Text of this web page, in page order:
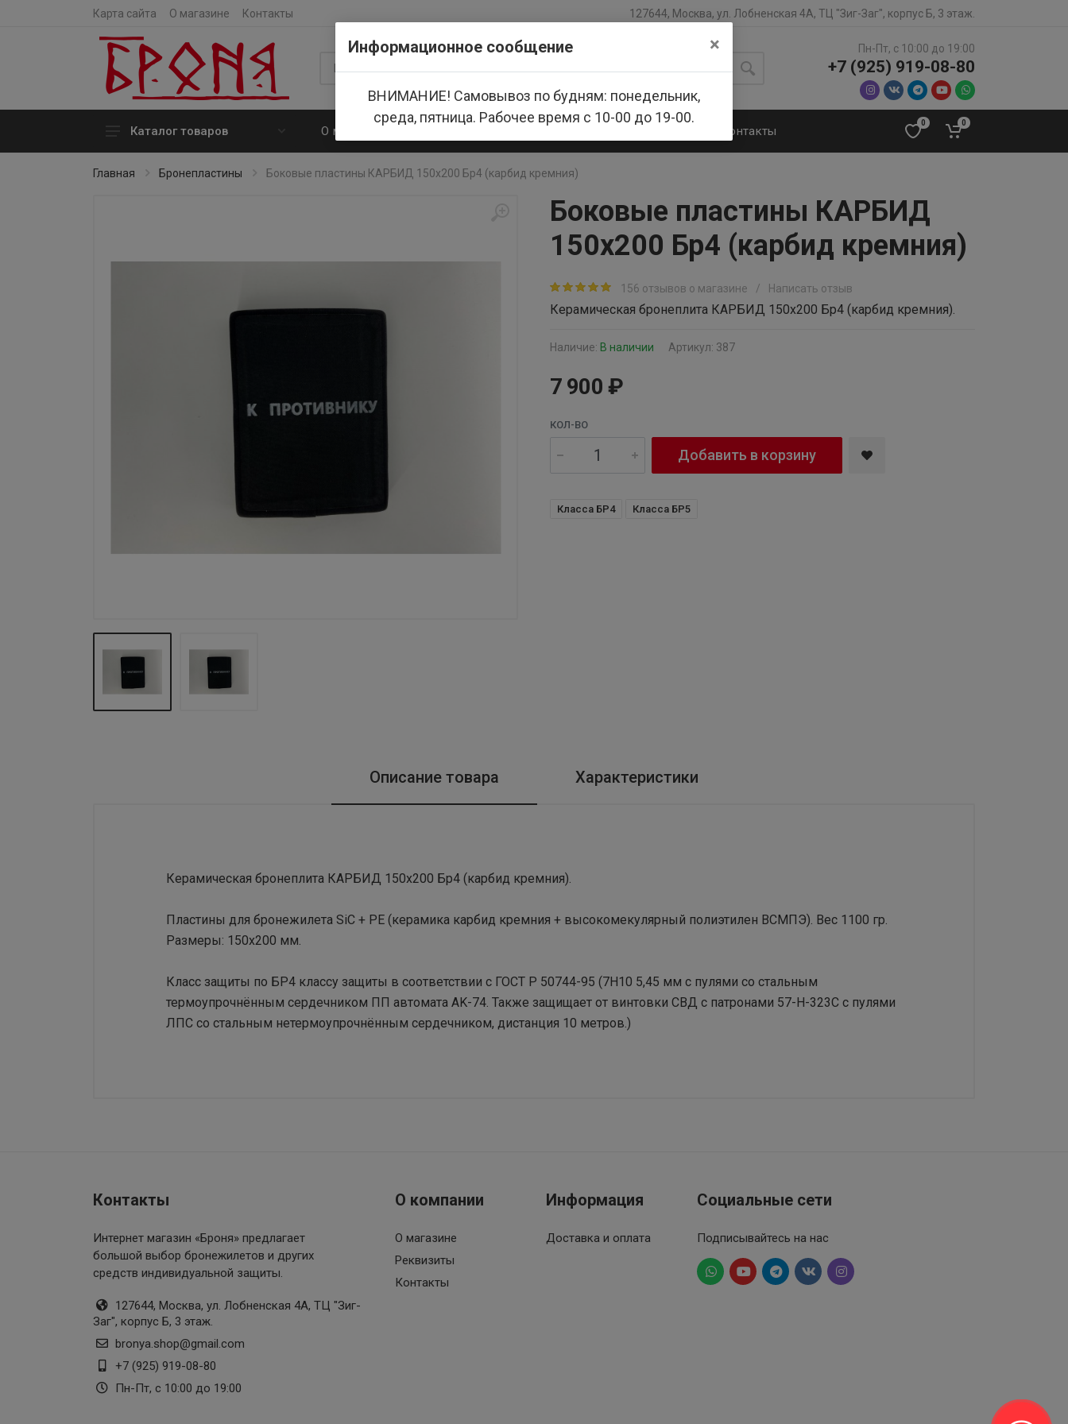
Карта сайта О магазине Контакты 127644, Москва, ул. Лобненская 4А, ТЦ "Зиг-Заг", корпус Б, 3 этаж.
Пн-Пт, с 10:00 до 19:00
+7 (925) 919-08-80
Бронежилеты
Каталог товаров О магазине Контакты
0 0
Главная Бронепластины Боковые пластины КАРБИД 150x200 Бр4 (карбид кремния)
Боковые пластины КАРБИД
150x200 Бр4 (карбид кремния)
156 отзывов о магазине / Написать отзыв
Керамическая бронеплита КАРБИД 150x200 Бр4 (карбид кремния).
Наличие: В наличии Артикул: 387
7 900 ₽
КОЛ-ВО
Добавить в корзину
Класса БР4 Класса БР5
Описание товара Характеристики
Керамическая бронеплита КАРБИД 150x200 Бр4 (карбид кремния).
Пластины для бронежилета SiC + PE (керамика карбид кремния + высокомекулярный полиэтилен ВСМПЭ). Вес 1100 гр.
Размеры: 150x200 мм.
Класс защиты по БР4 классу защиты в соответствии с ГОСТ Р 50744-95 (7H10 5,45 мм с пулями со стальным
термоупрочнённым сердечником ПП автомата AK-74. Также защищает от винтовки СВД с патронами 57-H-323C с пулями
ЛПС со стальным нетермоупрочнённым сердечником, дистанция 10 метров.)
Контакты
Интернет магазин «Броня» предлагает
большой выбор бронежилетов и других
средств индивидуальной защиты.
127644, Москва, ул. Лобненская 4А, ТЦ "Зиг-
Заг", корпус Б, 3 этаж.
bronya.shop@gmail.com
+7 (925) 919-08-80
Пн-Пт, с 10:00 до 19:00
О компании
О магазине
Реквизиты
Контакты
Информация
Доставка и оплата
Социальные сети
Подписывайтесь на нас
Информационное сообщение ×
ВНИМАНИЕ! Самовывоз по будням: понедельник,
среда, пятница. Рабочее время с 10-00 до 19-00.